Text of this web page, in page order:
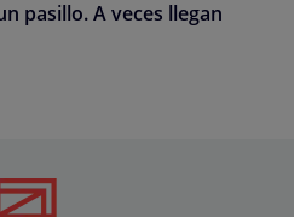
pasillo. A veces llegan